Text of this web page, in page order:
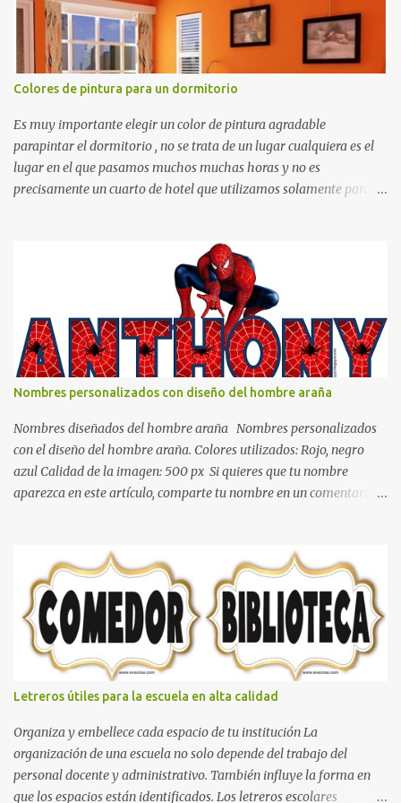
Colores de pintura para un dormitorio
Es muy importante elegir un color de pintura agradable
parapintar el dormitorio , no se trata de un lugar cualquiera es el
lugar en el que pasamos muchos muchas horas y no es
precisamente un cuarto de hotel que utilizamos solamente para
cómodo y también para nuestra vista. Te mostramos algunas
sugerencias que pueden brindar la elegancia y estilo que buscas
para tu dormitorio. El color naranja es una buena opción para
recibir esa luz y felicidad que todo ser humano necesita. El color
blanco es ideal para lograr el relax total, es un color que va con
todo y además es color bastante limpio que te dará esa sensación
de calidez. Los colores terra son excelentes para usar en el
dormitorio nos brinda esa sensación de tranquilidad y confort. El
color gris es un color muy relajante y por lo tanto entra en la lista
de colo...
Nombres personalizados con diseño del hombre araña
Nombres diseñados del hombre araña Nombres personalizados
con el diseño del hombre araña. Colores utilizados: Rojo, negro
azul Calidad de la imagen: 500 px Si quieres que tu nombre
aparezca en este artículo, comparte tu nombre en un comentario y
decorar el dormitorio con pósters Cama con diseño de ring de
boxeo Ideas para decoraciones de fiestas infantiles Cosas bonitas
que se pueden hacer con gomas de coche
Letreros útiles para la escuela en alta calidad
Organiza y embellece cada espacio de tu institución La
organización de una escuela no solo depende del trabajo del
personal docente y administrativo. También influye la forma en
que los espacios están identificados. Los letreros escolares